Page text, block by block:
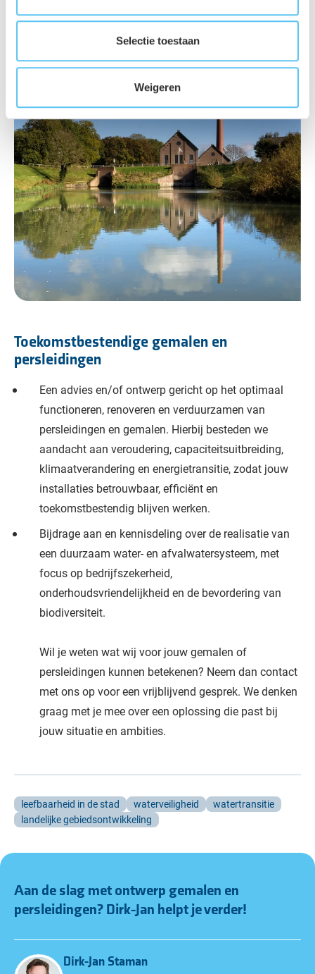
Selectie toestaan
Weigeren
afgestemde en maakbare ontwerpen.
Toekomstbestendige gemalen en
persleidingen
Een advies en/of ontwerp gericht op het optimaal
functioneren, renoveren en verduurzamen van
persleidingen en gemalen. Hierbij besteden we
aandacht aan veroudering, capaciteitsuitbreiding,
klimaatverandering en energietransitie, zodat jouw
installaties betrouwbaar, efficiënt en
toekomstbestendig blijven werken.
Bijdrage aan en kennisdeling over de realisatie van
een duurzaam water- en afvalwatersysteem, met
focus op bedrijfszekerheid,
onderhoudsvriendelijkheid en de bevordering van
biodiversiteit.
Wil je weten wat wij voor jouw gemalen of
persleidingen kunnen betekenen? Neem dan contact
met ons op voor een vrijblijvend gesprek. We denken
graag met je mee over een oplossing die past bij
jouw situatie en ambities.
leefbaarheid in de stad waterveiligheid
watertransitie
landelijke gebiedsontwikkeling
Aan de slag met ontwerp gemalen en
persleidingen? Dirk-Jan helpt je verder!
Dirk-Jan Staman